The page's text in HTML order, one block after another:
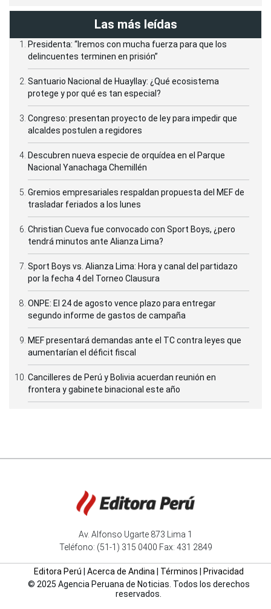
Las más leídas
Presidenta: “Iremos con mucha fuerza para que los
delincuentes terminen en prisión”
Santuario Nacional de Huayllay: ¿Qué ecosistema
protege y por qué es tan especial?
Congreso: presentan proyecto de ley para impedir que
alcaldes postulen a regidores
Descubren nueva especie de orquídea en el Parque
Nacional Yanachaga Chemillén
Gremios empresariales respaldan propuesta del MEF de
trasladar feriados a los lunes
Christian Cueva fue convocado con Sport Boys, ¿pero
tendrá minutos ante Alianza Lima?
Sport Boys vs. Alianza Lima: Hora y canal del partidazo
por la fecha 4 del Torneo Clausura
ONPE: El 24 de agosto vence plazo para entregar
segundo informe de gastos de campaña
MEF presentará demandas ante el TC contra leyes que
aumentarían el déficit fiscal
Cancilleres de Perú y Bolivia acuerdan reunión en
frontera y gabinete binacional este año
Av. Alfonso Ugarte 873 Lima 1
Teléfono: (51-1) 315 0400 Fax: 431 2849
Editora Perú Acerca de Andina Términos
Privacidad
© 2025 Agencia Peruana de Noticias. Todos los derechos
reservados.